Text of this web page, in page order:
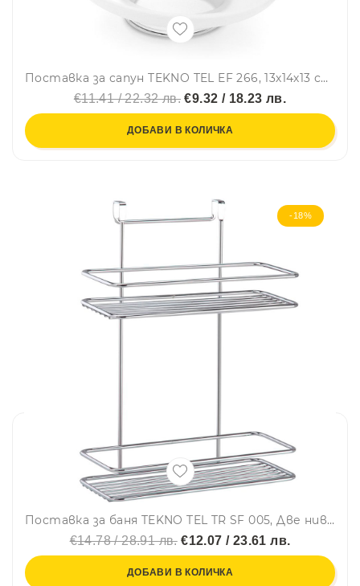
Поставка за сапун TEKNO TEL EF 266, 13х14х13 см, Двойно залепване, Хром
€11.41 / 22.32 лв. €9.32 / 18.23 лв.
ДОБАВИ В КОЛИЧКА
-18%
Поставка за баня TEKNO TEL TR SF 005, Две нива, 14x25x34 см, Окачена система, Сребрист
€14.78 / 28.91 лв.€12.07 / 23.61 лв.
ДОБАВИ В КОЛИЧКА